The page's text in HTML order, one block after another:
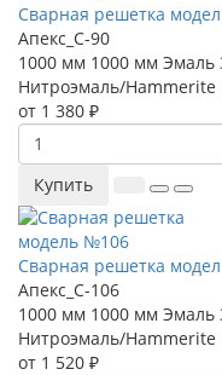
Сварная решетка
Апекс_С-90
1000 мм 1000 мм Эмаль
Нитроэмаль/Hammerite
от 1 380 ₽
Купить
Сварная решетка
Апекс_С-106
1000 мм 1000 мм Эмаль
Нитроэмаль/Hammerite
от 1 520 ₽